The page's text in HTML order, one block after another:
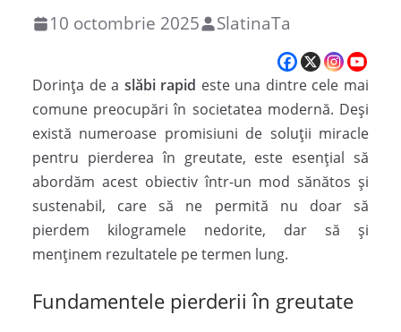
10 octombrie 2025 SlatinaTa
Dorința de a slăbi rapid este una dintre cele mai
comune preocupări în societatea modernă. Deși
există numeroase promisiuni de soluții miracle
pentru pierderea în greutate, este esențial să
abordăm acest obiectiv într-un mod sănătos și
sustenabil, care să ne permită nu doar să
pierdem kilogramele nedorite, dar să și
menținem rezultatele pe termen lung.
Fundamentele pierderii în greutate